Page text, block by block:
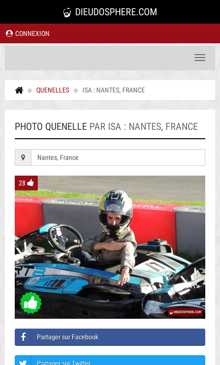
DIEUDOSPHERE.COM
CONNEXION
Toggle
QUENELLES ISA : NANTES, FRANCE
PHOTO QUENELLE PAR ISA : NANTES, FRANCE
Nantes, France
28
Partager sur Facebook
Partager sur Twitter